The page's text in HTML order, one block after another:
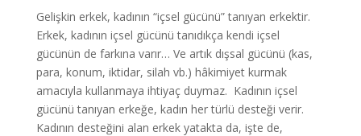
Gelişkin erkek, kadının “içsel gücünü” tanıyan erkektir.
Erkek, kadının içsel gücünü tanıdıkça kendi içsel
gücünün de farkına varır… Ve artık dışsal gücünü (kas,
para, konum, iktidar, silah vb.) hâkimiyet kurmak
amacıyla kullanmaya ihtiyaç duymaz. Kadının içsel
gücünü tanıyan erkeğe, kadın her türlü desteği verir.
Kadının desteğini alan erkek yatakta da, işte de,